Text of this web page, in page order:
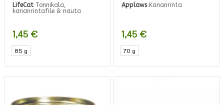
LifeCat Tonnikala,
kananrintafile & nauta
1,45 €
85 g
ApplawsKananrinta
1,45 €
70 g